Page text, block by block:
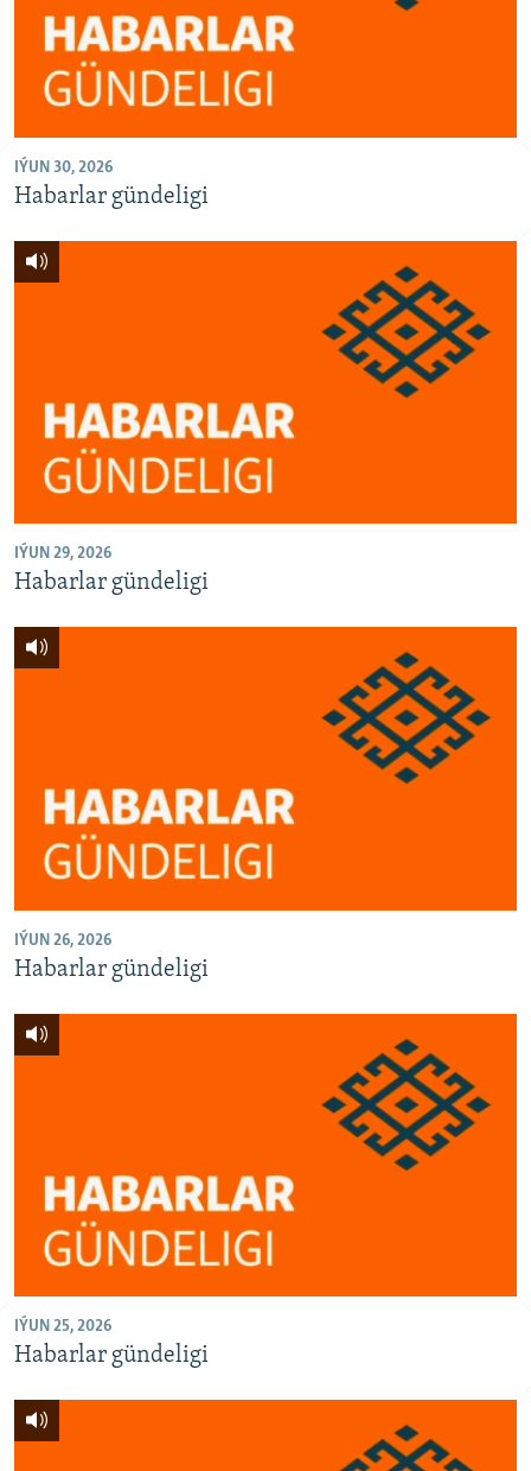
IÝUN 30, 2026
Habarlar gündeligi
IÝUN 29, 2026
Habarlar gündeligi
IÝUN 26, 2026
Habarlar gündeligi
IÝUN 25, 2026
Habarlar gündeligi